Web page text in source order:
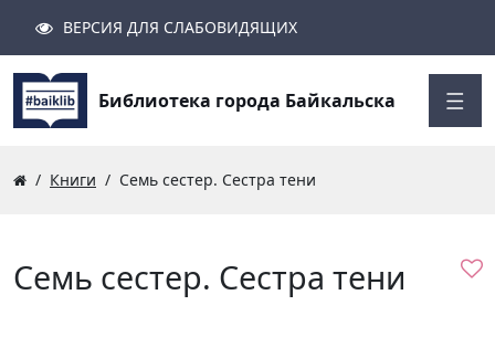
Семь сестер. Сестра тени
Поиск
Найти
ВЕРСИЯ ДЛЯ СЛАБОВИДЯЩИХ
Библиотека города Байкальска
Книги Семь сестер. Сестра тени